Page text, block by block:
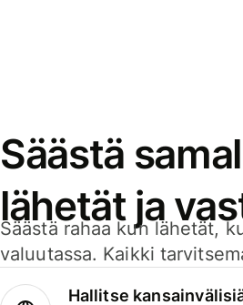
Säästä
lähetät ja
Säästä rahaa kun lähetät,
valuutassa. Kaikki
Hallitse